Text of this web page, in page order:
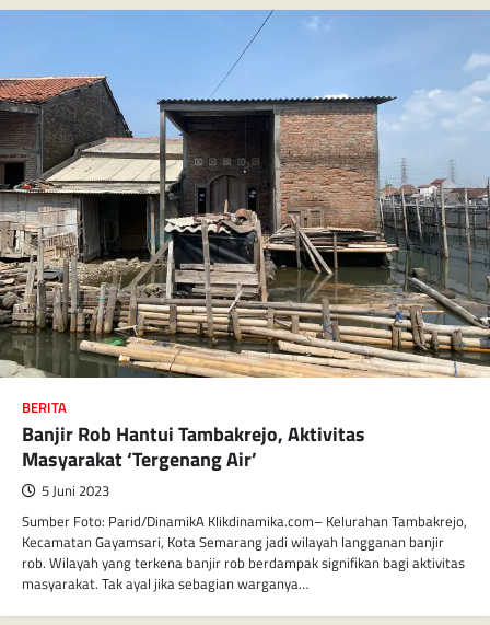
BERITA
Banjir Rob Hantui Tambakrejo, Aktivitas
Masyarakat ‘Tergenang Air’
5 Juni 2023
Sumber Foto: Parid/DinamikA Klikdinamika.com– Kelurahan Tambakrejo,
Kecamatan Gayamsari, Kota Semarang jadi wilayah langganan banjir
rob. Wilayah yang terkena banjir rob berdampak signifikan bagi aktivitas
masyarakat. Tak ayal jika sebagian warganya…